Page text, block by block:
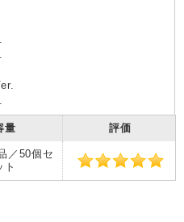
量 評価
／50個セ
ト